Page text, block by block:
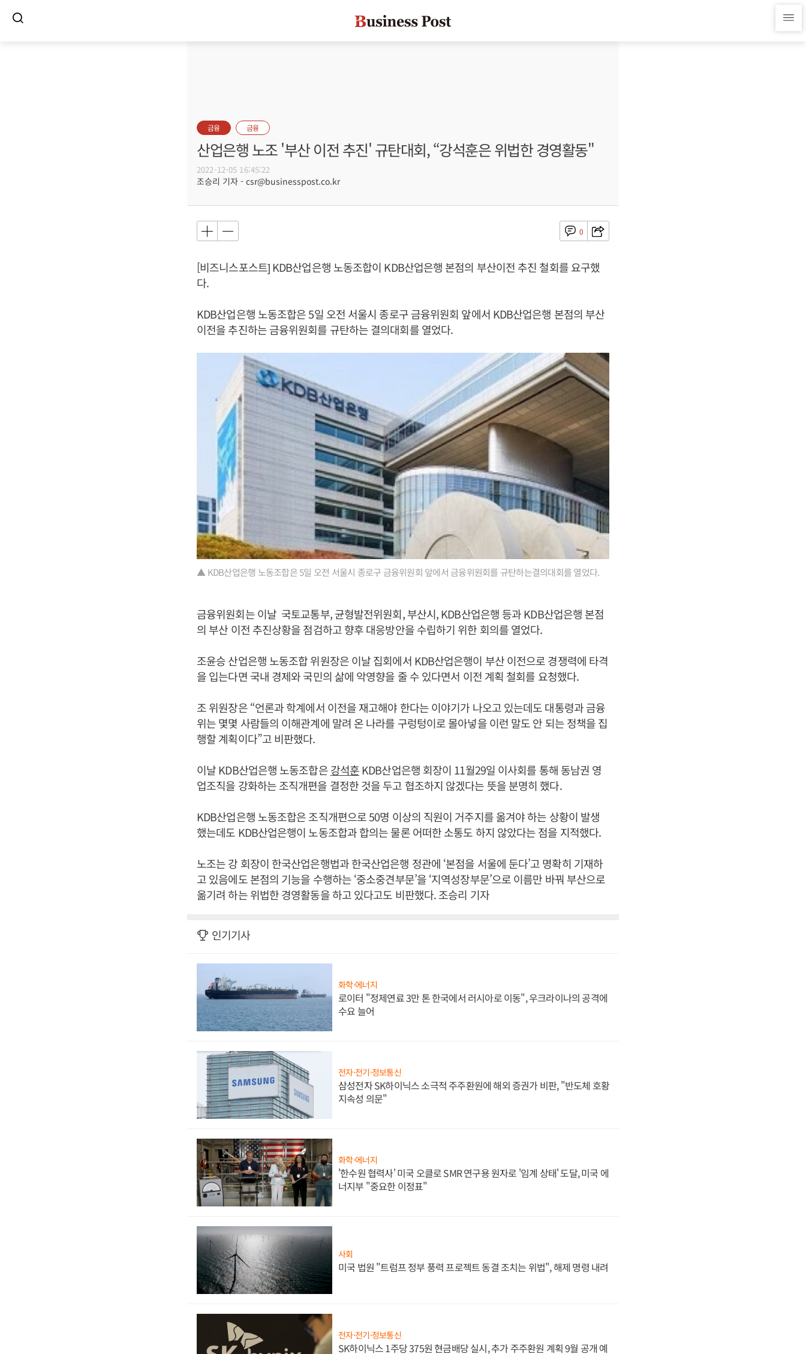
금융 금융
산업은행 노조 '부산 이전 추진' 규탄대회, “강석훈은 위법한 경영활동"
2022-12-05 16:45:22
조승리 기자 - csr@businesspost.co.kr
0
[비즈니스포스트] KDB산업은행 노동조합이 KDB산업은행 본점의 부산이전 추진 철회를 요구했
다.
KDB산업은행 노동조합은 5일 오전 서울시 종로구 금융위원회 앞에서 KDB산업은행 본점의 부산
이전을 추진하는 금융위원회를 규탄하는 결의대회를 열었다.
▲ KDB산업은행 노동조합은 5일 오전 서울시 종로구 금융위원회 앞에서 금융위원회를 규탄하는결의대회를 열었다.
금융위원회는 이날 국토교통부, 균형발전위원회, 부산시, KDB산업은행 등과 KDB산업은행 본점
의 부산 이전 추진상황을 점검하고 향후 대응방안을 수립하기 위한 회의를 열었다.
조윤승 산업은행 노동조합 위원장은 이날 집회에서 KDB산업은행이 부산 이전으로 경쟁력에 타격
을 입는다면 국내 경제와 국민의 삶에 악영향을 줄 수 있다면서 이전 계획 철회를 요청했다.
조 위원장은 “언론과 학계에서 이전을 재고해야 한다는 이야기가 나오고 있는데도 대통령과 금융
위는 몇몇 사람들의 이해관계에 말려 온 나라를 구렁텅이로 몰아넣을 이런 말도 안 되는 정책을 집
행할 계획이다”고 비판했다.
이날 KDB산업은행 노동조합은강석훈KDB산업은행 회장이 11월29일 이사회를 통해 동남권 영
업조직을 강화하는 조직개편을 결정한 것을 두고 협조하지 않겠다는 뜻을 분명히 했다.
KDB산업은행 노동조합은 조직개편으로 50명 이상의 직원이 거주지를 옮겨야 하는 상황이 발생
했는데도 KDB산업은행이 노동조합과 합의는 물론 어떠한 소통도 하지 않았다는 점을 지적했다.
노조는 강 회장이 한국산업은행법과 한국산업은행 정관에 ‘본점을 서울에 둔다’고 명확히 기재하
고 있음에도 본점의 기능을 수행하는 ‘중소중견부문’을 ‘지역성장부문’으로 이름만 바꿔 부산으로
옮기려 하는 위법한 경영활동을 하고 있다고도 비판했다. 조승리 기자
인기기사
화학·에너지
로이터 "정제연료 3만 톤 한국에서 러시아로 이동", 우크라이나의 공격에
수요 늘어
전자·전기·정보통신
삼성전자 SK하이닉스 소극적 주주환원에 해외 증권가 비판, "반도체 호황
지속성 의문"
화학·에너지
'한수원 협력사' 미국 오클로 SMR 연구용 원자로 '임계 상태' 도달, 미국 에
너지부 "중요한 이정표"
사회
미국 법원 "트럼프 정부 풍력 프로젝트 동결 조치는 위법", 해제 명령 내려
전자·전기·정보통신
SK하이닉스 1주당 375원 현금배당 실시, 추가 주주환원 계획 9월 공개 예